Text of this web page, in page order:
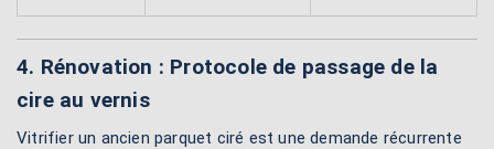
4. Rénovation : Protocole de passage de la
cire au vernis
Vitrifier un ancien parquet ciré est une demande récurrente